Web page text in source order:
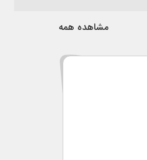
مشاهده همه